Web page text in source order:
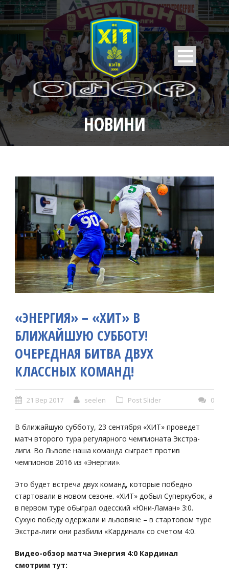
НОВИНИ
«ЭНЕРГИЯ» – «ХИТ» В
БЛИЖАЙШУЮ СУББОТУ!
ОЧЕРЕДНАЯ БИТВА ДВУХ
КЛАССНЫХ КОМАНД!
21 Вер 2017 seelen Post Slider 0
В ближайшую субботу, 23 сентября «ХИТ» проведет
матч второго тура регулярного чемпионата Экстра-
лиги. Во Львове наша команда сыграет против
чемпионов 2016 из «Энергии».
Это будет встреча двух команд, которые победно
стартовали в новом сезоне. «ХИТ» добыл Суперкубок, а
в первом туре обыграл одесский «Юни-Ламан» 3:0.
Сухую победу одержали и львовяне – в стартовом туре
Экстра-лиги они разбили «Кардинал» со счетом 4:0.
Видео-обзор матча Энергия 4:0 Кардинал
смотрим тут: